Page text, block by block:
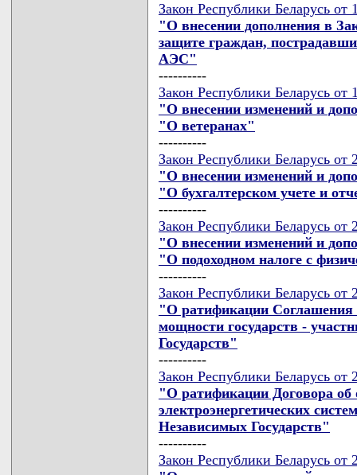
Закон Республики Беларусь
"О внесении дополнения в
защите граждан,
АЭС"
----------
Закон Республики Беларусь
"О внесении изменений и
"О ветеранах"
----------
Закон Республики Беларусь
"О внесении изменений и
"О бухгалтерском учете и
----------
Закон Республики Беларусь
"О внесении изменений и
"О подоходном налоге с
----------
Закон Республики Беларусь
"О ратификации Соглашения
мощности государств -
Государств"
----------
Закон Республики Беларусь
"О ратификации Договора об
электроэнергетических
Независимых Государств"
----------
Закон Республики Беларусь